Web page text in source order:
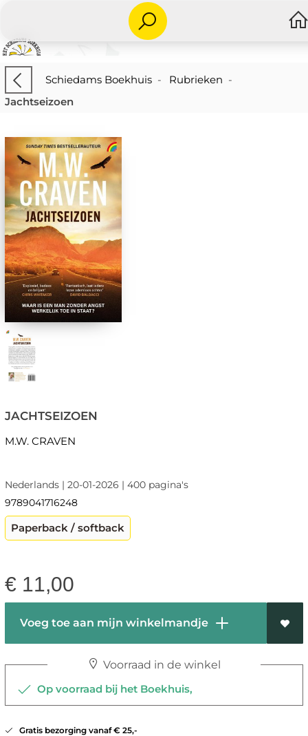
Schiedams Boekhuis- Rubrieken -
Jachtseizoen
JACHTSEIZOEN
M.W. CRAVEN
Nederlands | 20-01-2026 | 400 pagina's
9789041716248
Paperback / softback
€ 11,00
Voeg toe aan mijn winkelmandje
Voorraad in de winkel
Op voorraad bij het Boekhuis,
Gratis bezorging vanaf € 25,-